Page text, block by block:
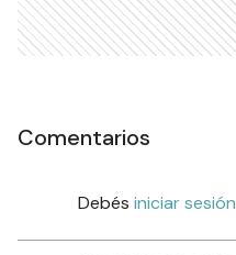
Comentarios
Debés iniciar sesión